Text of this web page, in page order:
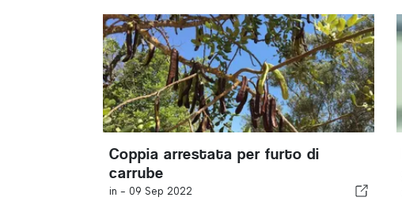
Coppia arrestata per furto di
carrube
in - 09 Sep 2022